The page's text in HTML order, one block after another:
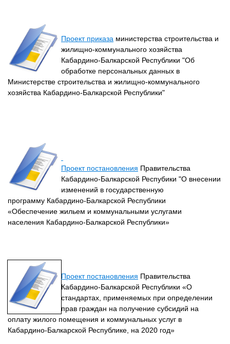
Проект приказа министерства строительства и
жилищно-коммунального хозяйства
Кабардино-Балкарской Республики "Об
обработке персональных данных в
Министерстве строительства и жилищно-коммунального
хозяйства Кабардино-Балкарской Республики"
Проект постановления Правительства
Кабардино-Балкарской Респубики "О внесении
изменений в государственную
программу Кабардино-Балкарской Республики
«Обеспечение жильем и коммунальными услугами
населения Кабардино-Балкарской Республики»
Проект постановления Правительства
Кабардино-Балкарской Республики «О
стандартах, применяемых при определении
прав граждан на получение субсидий на
оплату жилого помещения и коммунальных услуг в
Кабардино-Балкарской Республике, на 2020 год»